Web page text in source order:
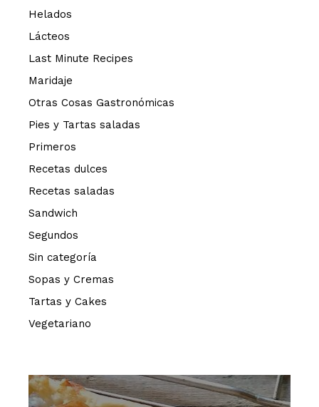
Helados
Lácteos
Last Minute Recipes
Maridaje
Otras Cosas Gastronómicas
Pies y Tartas saladas
Primeros
Recetas dulces
Recetas saladas
Sandwich
Segundos
Sin categoría
Sopas y Cremas
Tartas y Cakes
Vegetariano